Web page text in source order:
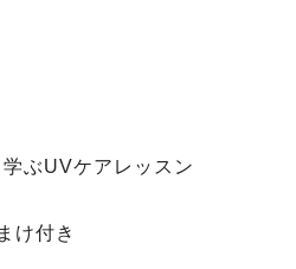
ぶUVケアレッスン
け付き